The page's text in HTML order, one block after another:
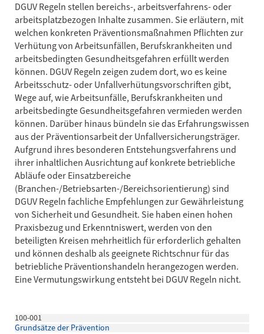
DGUV Regeln stellen bereichs-, arbeitsverfahrens- oder
arbeitsplatzbezogen Inhalte zusammen. Sie erläutern, mit
welchen konkreten Präventionsmaßnahmen Pflichten zur
Verhütung von Arbeitsunfällen, Berufskrankheiten und
arbeitsbedingten Gesundheitsgefahren erfüllt werden
können. DGUV Regeln zeigen zudem dort, wo es keine
Arbeitsschutz- oder Unfallverhütungsvorschriften gibt,
Wege auf, wie Arbeitsunfälle, Berufskrankheiten und
arbeitsbedingte Gesundheitsgefahren vermieden werden
können. Darüber hinaus bündeln sie das Erfahrungswissen
aus der Präventionsarbeit der Unfallversicherungsträger.
Aufgrund ihres besonderen Entstehungsverfahrens und
ihrer inhaltlichen Ausrichtung auf konkrete betriebliche
Abläufe oder Einsatzbereiche
(Branchen-/Betriebsarten-/Bereichsorientierung) sind
DGUV Regeln fachliche Empfehlungen zur Gewährleistung
von Sicherheit und Gesundheit. Sie haben einen hohen
Praxisbezug und Erkenntniswert, werden von den
beteiligten Kreisen mehrheitlich für erforderlich gehalten
und können deshalb als geeignete Richtschnur für das
betriebliche Präventionshandeln herangezogen werden.
Eine Vermutungswirkung entsteht bei DGUV Regeln nicht.
100-001
Grundsätze der Prävention